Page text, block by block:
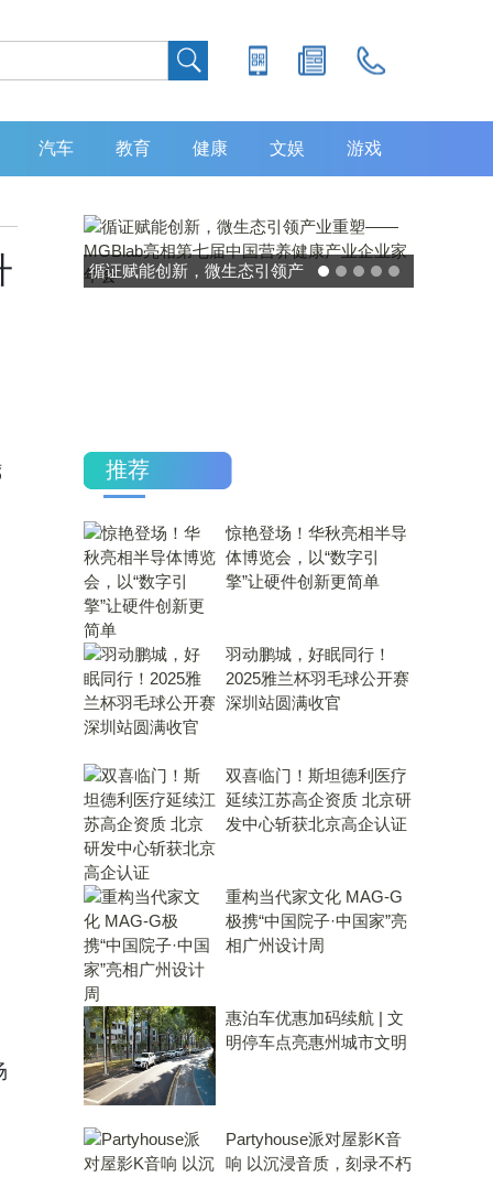
汽车 教育 健康 文娱 游戏
灵敏度超 80% 特异性 99%！
推荐
惊艳登场！华秋亮相半导
体博览会，以“数字引
擎”让硬件创新更简单
羽动鹏城，好眠同行！
2025雅兰杯羽毛球公开赛
深圳站圆满收官
双喜临门！斯坦德利医疗
延续江苏高企资质 北京研
发中心斩获北京高企认证
重构当代家文化 MAG-G
极携“中国院子·中国家”亮
相广州设计周
惠泊车优惠加码续航 | 文
明停车点亮惠州城市文明
Partyhouse派对屋影K音
响 以沉浸音质，刻录不朽